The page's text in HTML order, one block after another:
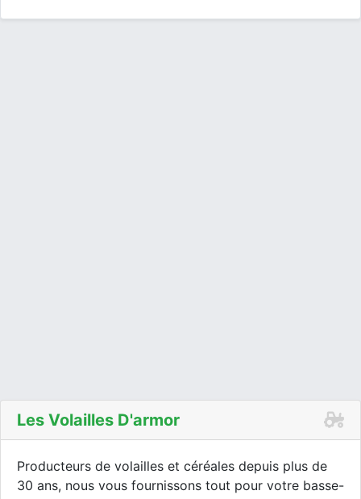
Les Volailles D'armor
Producteurs de volailles et céréales depuis plus de
30 ans, nous vous fournissons tout pour votre basse-